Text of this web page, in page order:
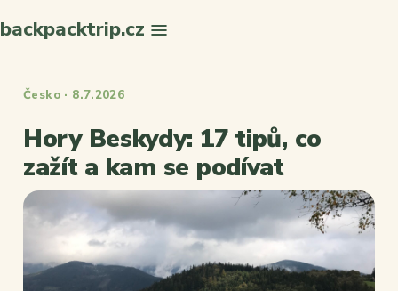
backpacktrip.cz
Česko · 8.7.2026
Hory Beskydy: 17 tipů, co
zažít a kam se podívat